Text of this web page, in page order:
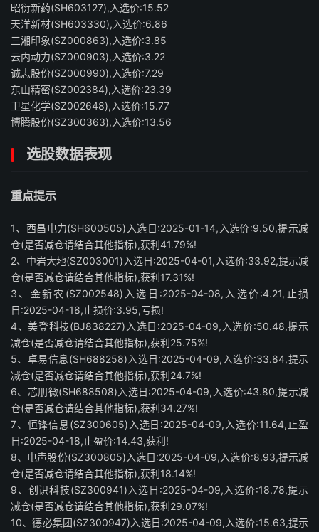
昭衍新药(SH603127),入选价:15.52
天洋新材(SH603330),入选价:6.86
三湘印象(SZ000863),入选价:3.85
云内动力(SZ000903),入选价:3.22
诚志股份(SZ000990),入选价:7.29
东山精密(SZ002384),入选价:23.39
卫星化学(SZ002648),入选价:15.77
博腾股份(SZ300363),入选价:13.56
选股数据表现
重点提示
1、西昌电力(SH600505)入选日:2025-01-14,入选价:9.50,提示减
仓(是否减仓请结合其他指标),获利41.79%!
2、中岩大地(SZ003001)入选日:2025-04-01,入选价:33.92,提示减
仓(是否减仓请结合其他指标),获利17.31%!
3、金新农(SZ002548)入选日:2025-04-08,入选价:4.21,止损
日:2025-04-18,止损价:3.95,亏损!
4、美登科技(BJ838227)入选日:2025-04-09,入选价:50.48,提示
减仓(是否减仓请结合其他指标),获利25.75%!
5、卓易信息(SH688258)入选日:2025-04-09,入选价:33.84,提示
减仓(是否减仓请结合其他指标),获利24.7%!
6、芯朋微(SH688508)入选日:2025-04-09,入选价:43.80,提示减
仓(是否减仓请结合其他指标),获利34.27%!
7、恒锋信息(SZ300605)入选日:2025-04-09,入选价:11.64,止盈
日:2025-04-18,止盈价:14.43,获利!
8、电声股份(SZ300805)入选日:2025-04-09,入选价:8.93,提示减
仓(是否减仓请结合其他指标),获利18.14%!
9、创识科技(SZ300941)入选日:2025-04-09,入选价:18.78,提示
减仓(是否减仓请结合其他指标),获利29.07%!
10、德必集团(SZ300947)入选日:2025-04-09,入选价:15.63,提示